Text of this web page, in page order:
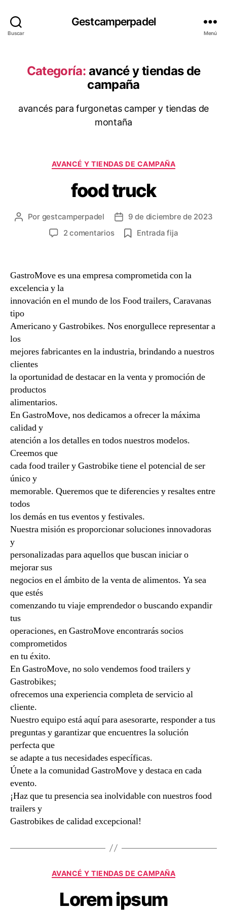
Buscar
Gestcamperpadel
Menú
Categoría: avancé y tiendas de
campaña
avancés para furgonetas camper y tiendas de
montaña
Categorías
AVANCÉ Y TIENDAS DE CAMPAÑA
food truck
Autor
Por gestcamperpadel
Fecha
de
la
9 de diciembre de 2023
2 comentariosen
Entrada fija
GastroMove es una empresa comprometida con la
excelencia y la
innovación en el mundo de los Food trailers, Caravanas
tipo
Americano y Gastrobikes. Nos enorgullece representar a
los
mejores fabricantes en la industria, brindando a nuestros
clientes
la oportunidad de destacar en la venta y promoción de
productos
alimentarios.
En GastroMove, nos dedicamos a ofrecer la máxima
calidad y
atención a los detalles en todos nuestros modelos.
Creemos que
cada food trailer y Gastrobike tiene el potencial de ser
único y
memorable. Queremos que te diferencies y resaltes entre
todos
los demás en tus eventos y festivales.
Nuestra misión es proporcionar soluciones innovadoras
y
personalizadas para aquellos que buscan iniciar o
mejorar sus
negocios en el ámbito de la venta de alimentos. Ya sea
que estés
comenzando tu viaje emprendedor o buscando expandir
tus
operaciones, en GastroMove encontrarás socios
comprometidos
en tu éxito.
En GastroMove, no solo vendemos food trailers y
Gastrobikes;
ofrecemos una experiencia completa de servicio al
cliente.
Nuestro equipo está aquí para asesorarte, responder a tus
preguntas y garantizar que encuentres la solución
perfecta que
se adapte a tus necesidades específicas.
Únete a la comunidad GastroMove y destaca en cada
evento.
¡Haz que tu presencia sea inolvidable con nuestros food
trailers y
Gastrobikes de calidad excepcional!
Categorías
AVANCÉ Y TIENDAS DE CAMPAÑA
Lorem ipsum